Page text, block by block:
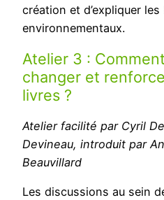
création et d’expliquer
environnementaux.
Atelier 3 :
changer et
livres ?
Atelier facilité par Cyril
Devineau, introduit par
Beauvillard
Les discussions au sein